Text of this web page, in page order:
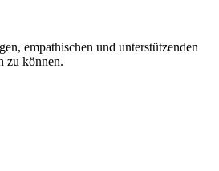
empathischen und unterstützenden
zu können.